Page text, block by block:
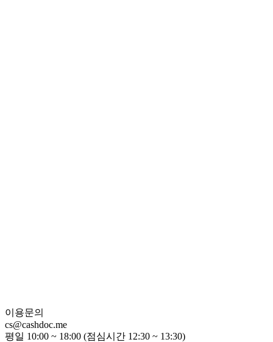
이용문의
cs@cashdoc.me
평일 10:00 ~ 18:00 (점심시간 12:30 ~ 13:30)